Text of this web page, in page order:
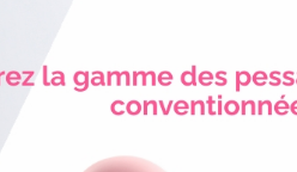
AU PÉRINÉE
À DOMICILE